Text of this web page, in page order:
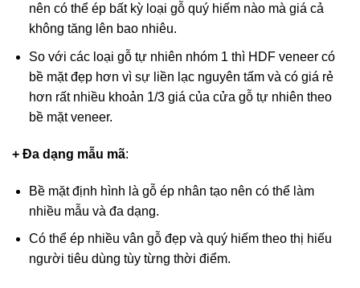
nên có thể ép bất kỳ loại gỗ quý hiếm nào mà giá cả
không tăng lên bao nhiêu.
So với các loại gỗ tự nhiên nhóm 1 thì HDF veneer có
bề mặt đẹp hơn vì sự liền lạc nguyên tấm và có giá rẻ
hơn rất nhiều khoản 1/3 giá của cửa gỗ tự nhiên theo
bề mặt veneer.
+ Đa dạng mẫu mã:
Bề mặt định hình là gỗ ép nhân tạo nên có thể làm
nhiều mẫu và đa dạng.
Có thể ép nhiều vân gỗ đẹp và quý hiếm theo thị hiếu
người tiêu dùng tùy từng thời điểm.